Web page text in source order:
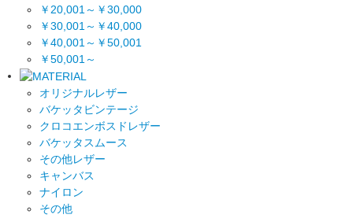
￥20,001～￥30,000
￥30,001～￥40,000
￥40,001～￥50,001
￥50,001～
オリジナルレザー
バケッタビンテージ
クロコエンボスドレザー
バケッタスムース
その他レザー
キャンバス
ナイロン
その他